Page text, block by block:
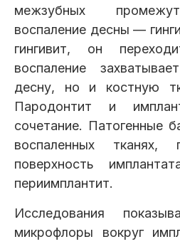
межзубных
воспаление десны —
гингивит, он
воспаление
десну, но и костную
Пародонтит и
сочетание. Патогенные
воспаленных тканях,
поверхность
периимплантит.
Исследования
микрофлоры вокруг